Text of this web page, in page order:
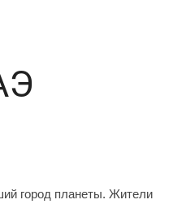
город планеты. Жители